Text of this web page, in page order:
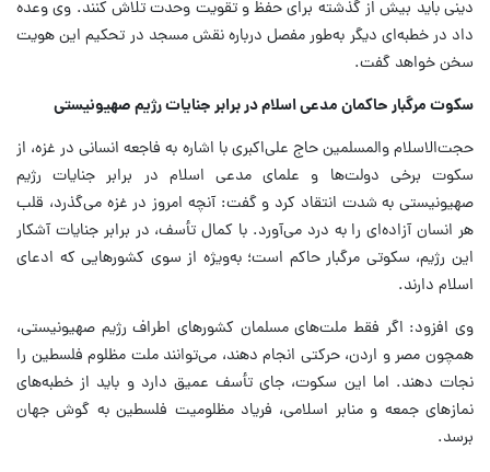
دینی باید بیش از گذشته برای حفظ و تقویت وحدت تلاش کنند. وی وعده
داد در خطبه‌ای دیگر به‌طور مفصل درباره نقش مسجد در تحکیم این هویت
سخن خواهد گفت.
سکوت مرگبار حاکمان مدعی اسلام در برابر جنایات رژیم صهیونیستی
حجت‌الاسلام والمسلمین حاج علی‌اکبری با اشاره به فاجعه انسانی در غزه، از
سکوت برخی دولت‌ها و علمای مدعی اسلام در برابر جنایات رژیم
صهیونیستی به شدت انتقاد کرد و گفت: آنچه امروز در غزه می‌گذرد، قلب
هر انسان آزاده‌ای را به درد می‌آورد. با کمال تأسف، در برابر جنایات آشکار
این رژیم، سکوتی مرگبار حاکم است؛ به‌ویژه از سوی کشورهایی که ادعای
اسلام دارند.
وی افزود: اگر فقط ملت‌های مسلمان کشورهای اطراف رژیم صهیونیستی،
همچون مصر و اردن، حرکتی انجام دهند، می‌توانند ملت مظلوم فلسطین را
نجات دهند. اما این سکوت، جای تأسف عمیق دارد و باید از خطبه‌های
نمازهای جمعه و منابر اسلامی، فریاد مظلومیت فلسطین به گوش جهان
برسد.